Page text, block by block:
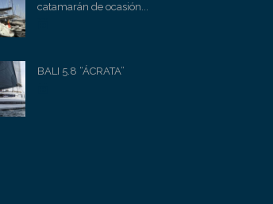
catamarán de ocasión...
BALI 5.8 “ÁCRATA”